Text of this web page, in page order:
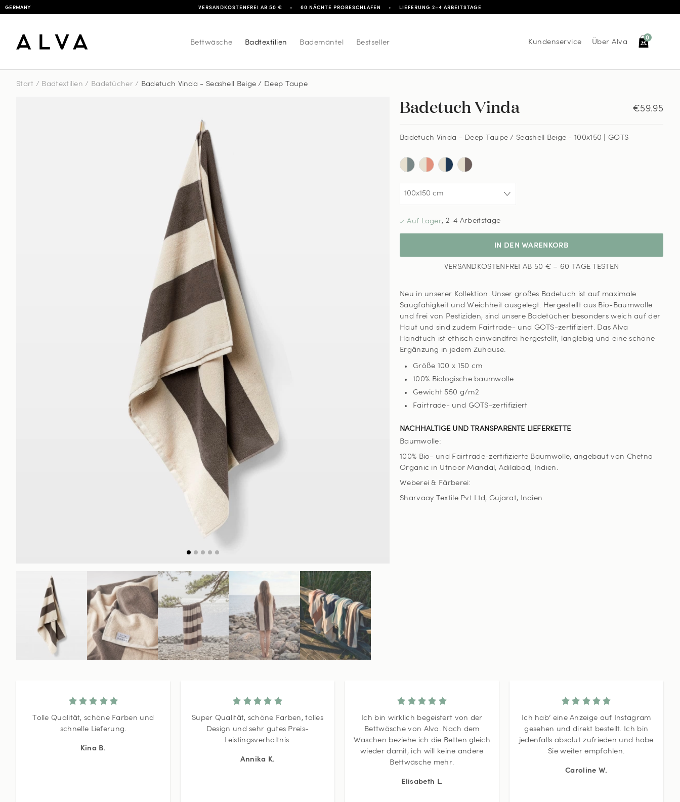
GERMANY VERSANDKOSTENFREI AB 50 € • 60 NÄCHTE PROBESCHLAFEN • LIEFERUNG 2–4 ARBEITSTAGE
Bettwäsche Badtextilien Bademäntel Bestseller Kundenservice Über Alva
0
Start / Badtextilien / Badetücher/ Badetuch Vinda - Seashell Beige / Deep Taupe
€59.95
Badetuch Vinda
Badetuch Vinda - Deep Taupe / Seashell Beige - 100x150 | GOTS
, 2-4 Arbeitstage
IN DEN WARENKORB
VERSANDKOSTENFREI AB 50 € – 60 TAGE TESTEN
Neu in unserer Kollektion. Unser großes Badetuch ist auf maximale
Saugfähigkeit und Weichheit ausgelegt. Hergestellt aus Bio-Baumwolle
und frei von Pestiziden, sind unsere Badetücher besonders weich auf der
Haut und sind zudem Fairtrade- und GOTS-zertifiziert. Das Alva
Handtuch ist ethisch einwandfrei hergestellt, langlebig und eine schöne
Ergänzung in jedem Zuhause.
Größe 100 x 150 cm
100% Biologische baumwolle
Gewicht 550 g/m2
Fairtrade- und GOTS-zertifiziert
NACHHALTIGE UND TRANSPARENTE LIEFERKETTE
Baumwolle:
100% Bio- und Fairtrade-zertifizierte Baumwolle, angebaut von Chetna
Organic in Utnoor Mandal, Adilabad, Indien.
Weberei & Färberei:
Sharvaay Textile Pvt Ltd, Gujarat, Indien.
Tolle Qualität, schöne Farben und
schnelle Lieferung.
Kina B.
Super Qualität, schöne Farben, tolles
Design und sehr gutes Preis-
Leistingsverhältnis.
Annika K.
Ich bin wirklich begeistert von der
Bettwäsche von Alva. Nach dem
Waschen beziehe ich die Betten gleich
wieder damit, ich will keine andere
Bettwäsche mehr.
Elisabeth L.
Ich hab‘ eine Anzeige auf Instagram
gesehen und direkt bestellt. Ich bin
jedenfalls absolut zufrieden und habe
Sie weiter empfohlen.
Caroline W.